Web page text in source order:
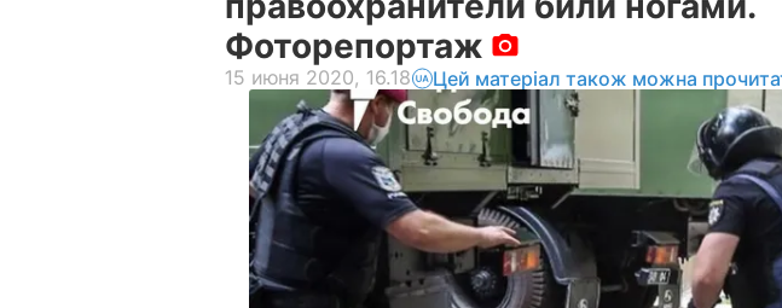
Фоторепортаж
15 июня 2020, 16.18 Цей матеріал також можна